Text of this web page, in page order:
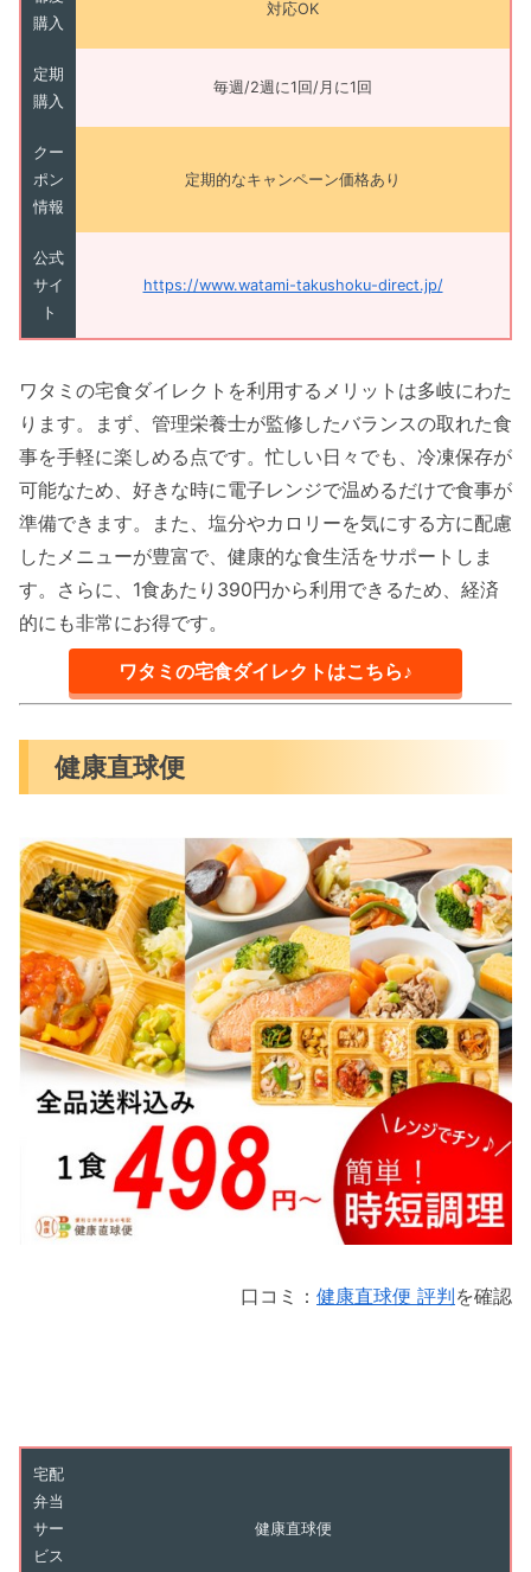
購入
対応OK
定期
購入
毎週/2週に1回/月に1回
クー
ポン
情報
定期的なキャンペーン価格あり
公式
サイ
ト
https://www.watami-takushoku-direct.jp/
ワタミの宅食ダイレクトを利用するメリットは多岐にわた
ります。まず、管理栄養士が監修したバランスの取れた食
事を手軽に楽しめる点です。忙しい日々でも、冷凍保存が
可能なため、好きな時に電子レンジで温めるだけで食事が
準備できます。また、塩分やカロリーを気にする方に配慮
したメニューが豊富で、健康的な食生活をサポートしま
す。さらに、1食あたり390円から利用できるため、経済
的にも非常にお得です。
ワタミの宅食ダイレクトはこちら♪
健康直球便
口コミ： 健康直球便 評判を確認
宅配
弁当
サー
ビス
健康直球便